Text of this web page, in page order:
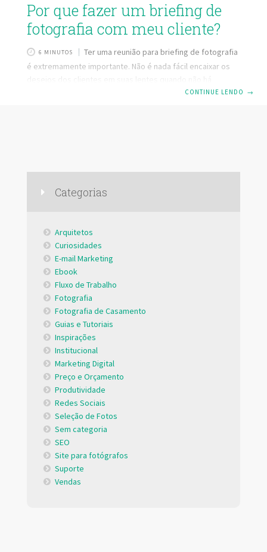
Por que fazer um briefing de
fotografia com meu cliente?
6 MINUTOS
Ter uma reunião para briefing de fotografia
é extremamente importante. Não é nada fácil encaixar os
desejos dos clientes em suas lentes quando não há
nenhum tipo de conversa. Por isso, nesse artigo, você irá
que nossos parcerios Valwander disponibilizaram para
CONTINUE LENDO →
Categorias
Arquitetos
Curiosidades
E-mail Marketing
Ebook
Fluxo de Trabalho
Fotografia
Fotografia de Casamento
Guias e Tutoriais
Inspirações
Institucional
Marketing Digital
Preço e Orçamento
Produtividade
Redes Sociais
Seleção de Fotos
Sem categoria
SEO
Site para fotógrafos
Suporte
Vendas